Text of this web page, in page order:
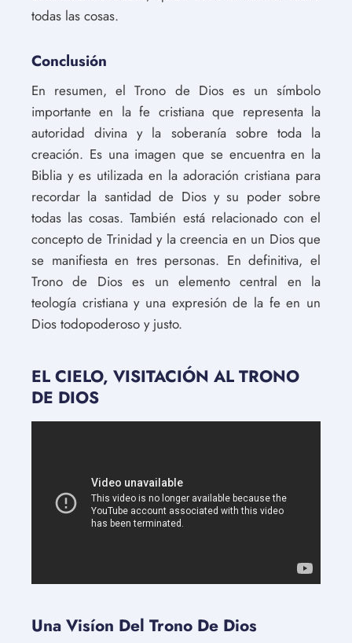
todas las cosas.
Conclusión
En resumen, el Trono de Dios es un símbolo
importante en la fe cristiana que representa la
autoridad divina y la soberanía sobre toda la
creación. Es una imagen que se encuentra en la
Biblia y es utilizada en la adoración cristiana para
recordar la santidad de Dios y su poder sobre
todas las cosas. También está relacionado con el
concepto de Trinidad y la creencia en un Dios que
se manifiesta en tres personas. En definitiva, el
Trono de Dios es un elemento central en la
teología cristiana y una expresión de la fe en un
Dios todopoderoso y justo.
EL CIELO, VISITACIÓN AL TRONO
DE DIOS
Una Visíon Del Trono De Dios